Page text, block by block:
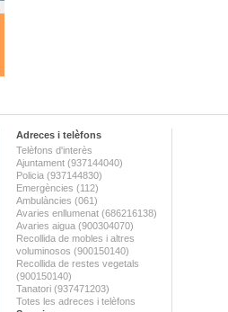
Adreces i telèfons
Telèfons d'interès
Ajuntament (937144040)
Policia (937144830)
Emergències (112)
Ambulàncies (061)
Avaries enllumenat (686216138)
Avaries aigua (900304070)
Recollida de mobles i altres
voluminosos (900150140)
Recollida de restes vegetals
(900150140)
Tanatori (937471203)
Totes les adreces i telèfons